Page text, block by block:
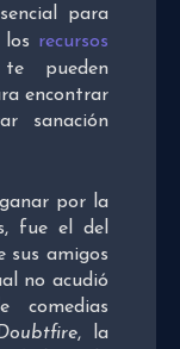
para
recursos
pueden
encontrar
sanación
por la
fue el del
sus amigos
no acudió
, la